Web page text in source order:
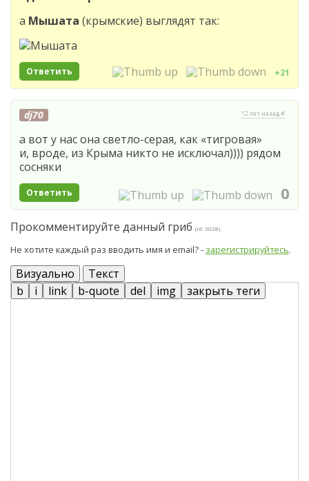
а Мышата (крымские) выглядят так:
Ответить +21
dj70 12 лет назад #
а вот у нас она светло-серая, как «тигровая»
и, вроде, из Крыма никто не исключал)))) рядом
сосняки
Ответить 0
Прокомментируйте данный гриб (id: 3028)
Не хотите каждый раз вводить имя и email? - зарегистрируйтесь.
Визуально Текст